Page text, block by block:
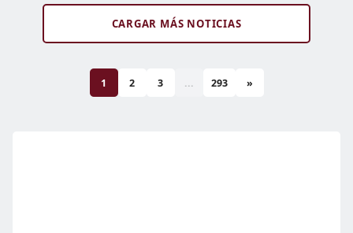
CARGAR MÁS NOTICIAS
1 2 3 ... 293 »